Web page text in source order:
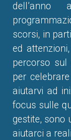
scorsi, in
ed attenzioni,
percorso
per
aiutarvi ad
focus sulle
gestite, sono
aiutarci a